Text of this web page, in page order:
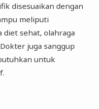
disesuaikan dengan
meliputi
diet sehat, olahraga
juga sanggup
untuk